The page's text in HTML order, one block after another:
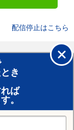
配信停止はこちら
き
ば
。